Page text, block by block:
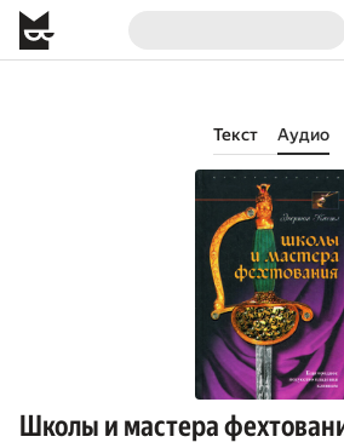
Текст Аудио
Школы и мастера